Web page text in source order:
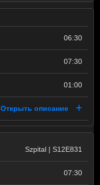
06:30
07:30
01:00
Открыть описание
Szpital | S12E831
07:30